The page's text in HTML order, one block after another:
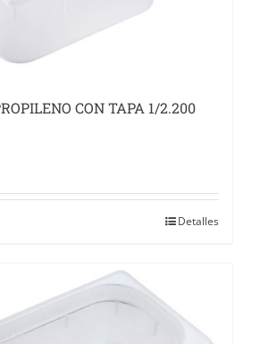
CON TAPA 1/2.200
Detalles